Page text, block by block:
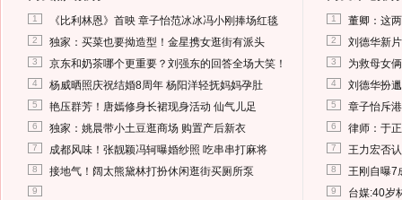
1 《比利林恩》首映 章子怡范冰冰冯小刚捧场红毯
2 独家：买菜也要拗造型！金星携女逛街有派头
3 京东和奶茶哪个更重要？刘强东的回答全场大笑！
4 杨威晒照庆祝结婚8周年 杨阳洋轻抚妈妈孕肚
5 艳压群芳！唐嫣修身长裙现身活动 仙气儿足
6 独家：姚晨带小土豆逛商场 购置产后新衣
7 成都风味！张靓颖冯轲曝婚纱照 吃串串打麻将
8 接地气！阔太熊黛林打扮休闲逛街买厕所泵
9
1 董卿：这
2 刘德华新
3 为救母女
4 刘德华扮
5 章子怡斥
6 律师：于
7 王力宏否
8 王刚自曝7
9 台媒:40岁